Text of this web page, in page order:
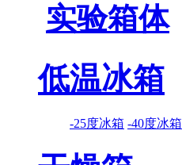
实验箱体
低温冰箱
-25度冰箱 -40度冰箱